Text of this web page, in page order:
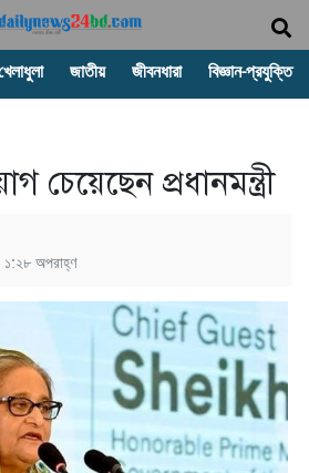
জাতীয় জীবনধারা বিজ্ঞান-প্রযুক্তি
চেয়েছেন প্রধানমন্ত্রী
অপরাহ্ণ